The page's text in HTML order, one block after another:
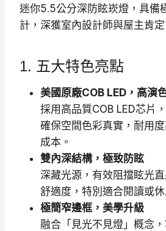
迷你5.5公分深防眩崁燈，具備
計，深獲室內設計師與屋主肯定
1. 五大特色亮點
美國原廠COB LED，高演
採用高品質COB LED芯片
確保空間色彩真實，耐用
成本。
雙內深結構，極致防眩
深藏光源，有效阻擋眩光
舒適度，特別適合閱讀或休
極簡窄邊框，美學升級
融合「見光不見燈」概念